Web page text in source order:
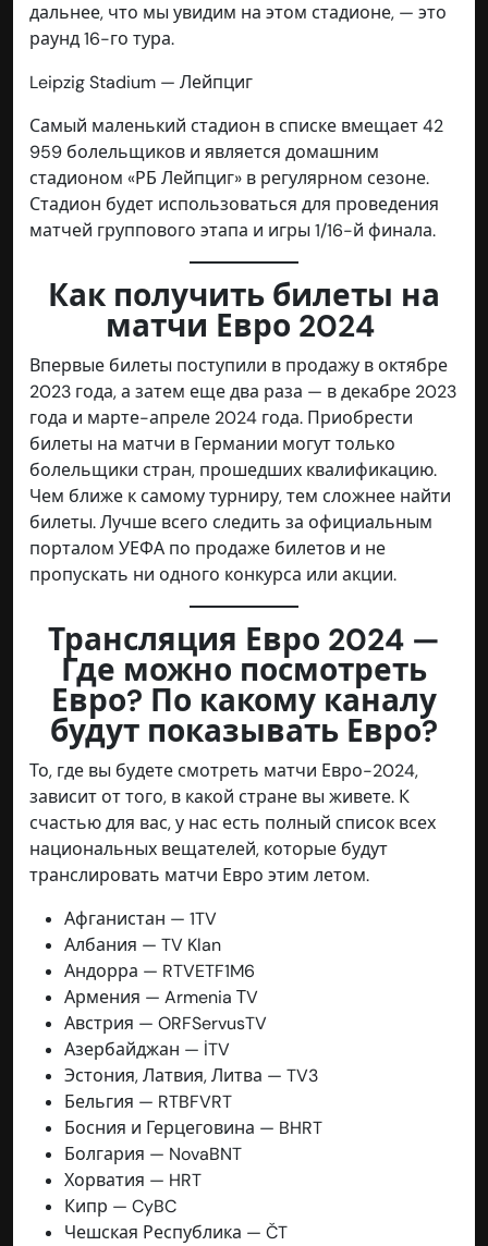
дальнее, что мы увидим на этом стадионе, — это
раунд 16-го тура.
Leipzig Stadium — Лейпциг
Самый маленький стадион в списке вмещает 42
959 болельщиков и является домашним
стадионом «РБ Лейпциг» в регулярном сезоне.
Стадион будет использоваться для проведения
матчей группового этапа и игры 1/16-й финала.
Как получить билеты на
матчи Евро 2024
Впервые билеты поступили в продажу в октябре
2023 года, а затем еще два раза — в декабре 2023
года и марте-апреле 2024 года. Приобрести
билеты на матчи в Германии могут только
болельщики стран, прошедших квалификацию.
Чем ближе к самому турниру, тем сложнее найти
билеты. Лучше всего следить за официальным
порталом УЕФА по продаже билетов и не
пропускать ни одного конкурса или акции.
Трансляция Евро 2024 —
Где можно посмотреть
Евро? По какому каналу
будут показывать Евро?
То, где вы будете смотреть матчи Евро-2024,
зависит от того, в какой стране вы живете. К
счастью для вас, у нас есть полный список всех
национальных вещателей, которые будут
транслировать матчи Евро этим летом.
Афганистан — 1TV
Албания — TV Klan
Андорра — RTVETF1M6
Армения — Armenia ТV
Австрия — ORFServusTV
Азербайджан — İTV
Эстония, Латвия, Литва — TV3
Бельгия — RTBFVRT
Босния и Герцеговина — BHRT
Болгария — NovaBNT
Хорватия — HRT
Кипр — CyBC
Чешская Республика — ČT